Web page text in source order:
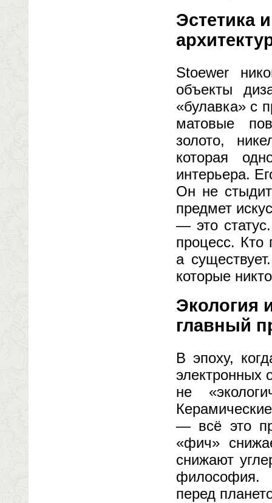
Эстетика
Stoewer
объекты
«булавка» с
матовые
золото,
которая
интерьера.
Он не
предмет
— это
процесс. Кто
а
которые
Экология
главный
В эпоху,
электронных
не
— всё это
«фич»
снижают
философия.
перед